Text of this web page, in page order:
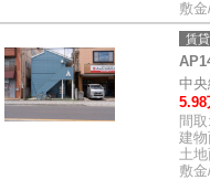
敷
賃
中
5.98
間取:
建
土
敷